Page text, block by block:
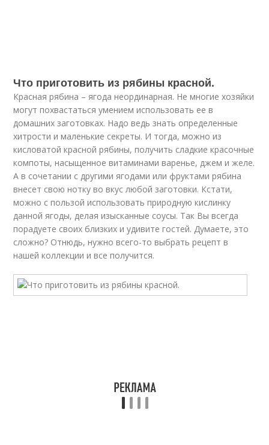
Что приготовить из рябины красной.
Красная рябина – ягода неординарная. Не многие хозяйки
могут похвастаться умением использовать ее в
домашних заготовках. Надо ведь знать определенные
хитрости и маленькие секреты. И тогда, можно из
кисловатой красной рябины, получить сладкие красочные
компоты, насыщенное витаминами варенье, джем и желе.
А в сочетании с другими ягодами или фруктами рябина
внесет свою нотку во вкус любой заготовки. Кстати,
можно с пользой использовать природную кислинку
данной ягоды, делая изысканные соусы. Так Вы всегда
порадуете своих близких и удивите гостей. Думаете, это
сложно? Отнюдь, нужно всего-то выбрать рецепт в
нашей коллекции и все получится.